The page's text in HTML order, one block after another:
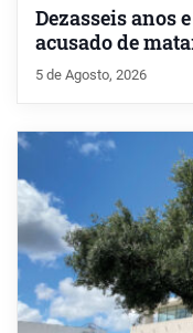
Dezasseis anos
acusado de
5 de Agosto, 2026